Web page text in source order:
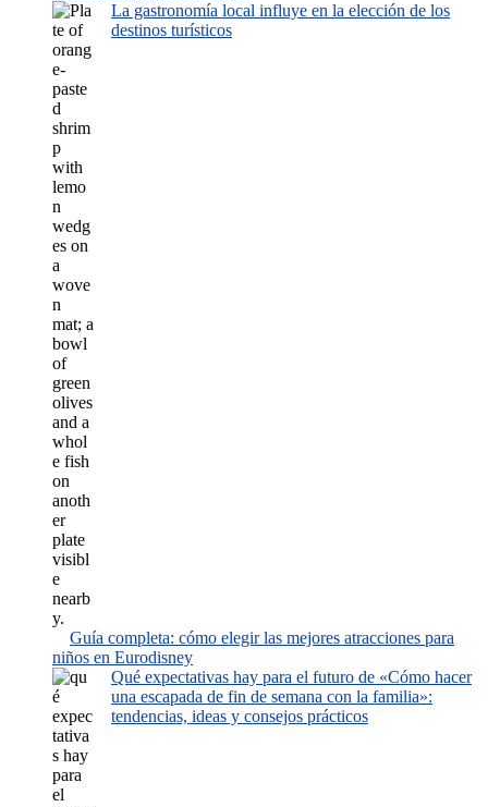
La gastronomía local influye en la elección de los
destinos turísticos
Guía completa: cómo elegir las mejores atracciones para
niños en Eurodisney
Qué expectativas hay para el futuro de «Cómo hacer
una escapada de fin de semana con la familia»:
tendencias, ideas y consejos prácticos